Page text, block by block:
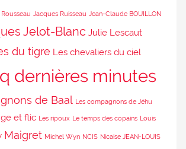
Rousseau Jacques Ruisseau Jean-Claude BOUILLON
Jelot-Blanc Julie Lescaut
du tigre Les chevaliers du ciel
dernières minutes
de Baal Les compagnons de Jéhu
et flic Les ripoux Le temps des copains Louis
Maigret Michel Wyn NCIS Nicaise JEAN-LOUIS